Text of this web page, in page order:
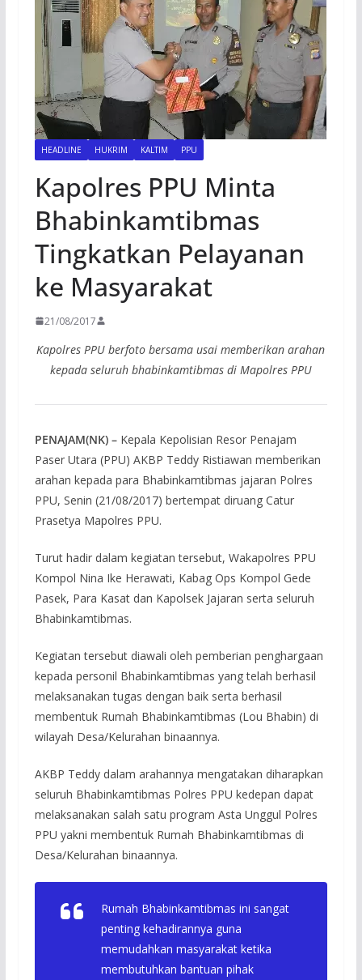
HEADLINE HUKRIM KALTIM PPU
Kapolres PPU Minta
Bhabinkamtibmas
Tingkatkan Pelayanan
ke Masyarakat
21/08/2017
Kapolres PPU berfoto bersama usai memberikan arahan
kepada seluruh bhabinkamtibmas di Mapolres PPU
PENAJAM(NK) – Kepala Kepolisian Resor Penajam
Paser Utara (PPU) AKBP Teddy Ristiawan memberikan
arahan kepada para Bhabinkamtibmas jajaran Polres
PPU, Senin (21/08/2017) bertempat diruang Catur
Prasetya Mapolres PPU.
Turut hadir dalam kegiatan tersebut, Wakapolres PPU
Kompol Nina Ike Herawati, Kabag Ops Kompol Gede
Pasek, Para Kasat dan Kapolsek Jajaran serta seluruh
Bhabinkamtibmas.
Kegiatan tersebut diawali oleh pemberian penghargaan
kepada personil Bhabinkamtibmas yang telah berhasil
melaksanakan tugas dengan baik serta berhasil
membentuk Rumah Bhabinkamtibmas (Lou Bhabin) di
wilayah Desa/Kelurahan binaannya.
AKBP Teddy dalam arahannya mengatakan diharapkan
seluruh Bhabinkamtibmas Polres PPU kedepan dapat
melaksanakan salah satu program Asta Unggul Polres
PPU yakni membentuk Rumah Bhabinkamtibmas di
Desa/Kelurahan binaannya.
Rumah Bhabinkamtibmas ini sangat
penting kehadirannya guna
memudahkan masyarakat ketika
membutuhkan bantuan pihak